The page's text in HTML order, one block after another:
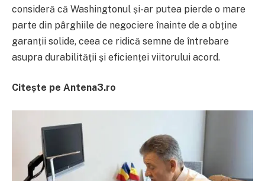
consideră că Washingtonul și-ar putea pierde o mare
parte din pârghiile de negociere înainte de a obține
garanții solide, ceea ce ridică semne de întrebare
asupra durabilității și eficienței viitorului acord.
Citește pe Antena3.ro